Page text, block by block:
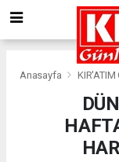
Anasayfa KIR'ATIM